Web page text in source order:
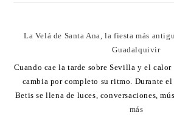
La Velá de Santa Ana, la fiesta más
Guadalquivir
Cuando cae la tarde sobre Sevilla y el calor
cambia por completo su ritmo. Durante
Betis se llena de luces, conversaciones,
más